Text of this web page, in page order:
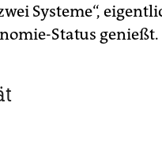
Systeme“,
Status genießt.